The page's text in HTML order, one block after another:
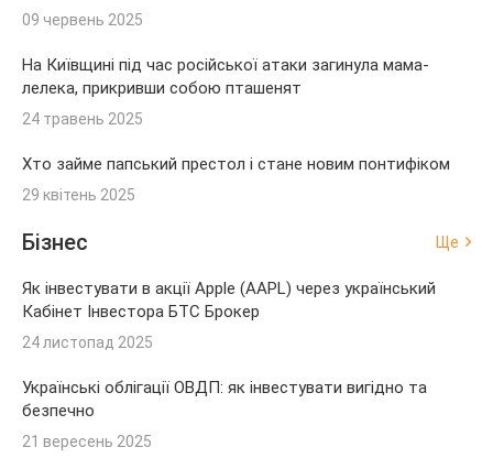
09 червень 2025
На Київщині під час російської атаки загинула мама-
лелека, прикривши собою пташенят
24 травень 2025
Хто займе папський престол і стане новим понтифіком
29 квітень 2025
Бізнес Ще
Як інвестувати в акції Apple (AAPL) через український
Кабінет Інвестора БТС Брокер
24 листопад 2025
Українські облігації ОВДП: як інвестувати вигідно та
безпечно
21 вересень 2025